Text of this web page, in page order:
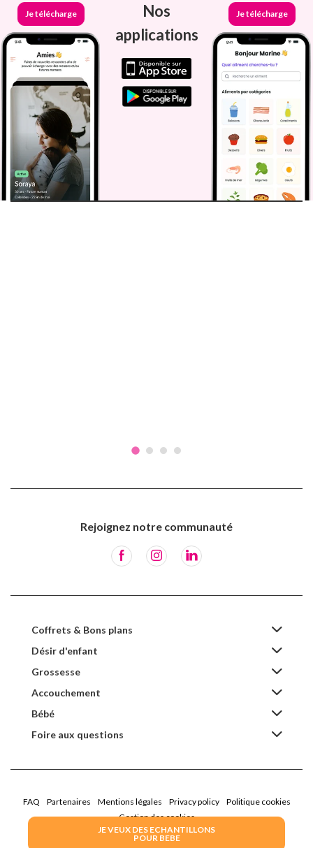
JE VEUX DES ECHANTILLONS
POUR BEBE
Je télécharge
Nos
applications
Je télécharge
Rejoignez notre communauté
Coffrets & Bons plans
Désir d'enfant
Grossesse
Accouchement
Bébé
Foire aux questions
FAQ Partenaires Mentions légales Privacy policy
Politique cookies
Gestion des cookies